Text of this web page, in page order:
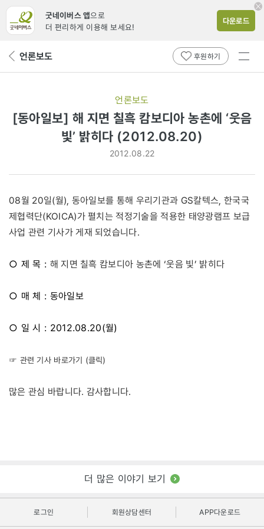
굿네이버스 앱으로
더 편리하게 이용해 보세요!
다운로드
뒤 언론보도 후원하기
전체
언론보도
[동아일보] 해 지면 칠흑 캄보디아 농촌에 ‘웃음
빛’ 밝히다 (2012.08.20)
2012.08.22
08월 20일(월), 동아일보를 통해 우리기관과 GS칼텍스, 한국국
제협력단(KOICA)가 펼치는 적정기술을 적용한 태양광램프 보급
사업 관련 기사가 게재 되었습니다.
○ 제 목 : 해 지면 칠흑 캄보디아 농촌에 ‘웃음 빛’ 밝히다
○ 매 체 : 동아일보
○ 일 시 : 2012.08.20(월)
☞ 관련 기사 바로가기 (클릭)
많은 관심 바랍니다. 감사합니다.
더 많은 이야기 보기
로그인 회원상담센터 APP다운로드